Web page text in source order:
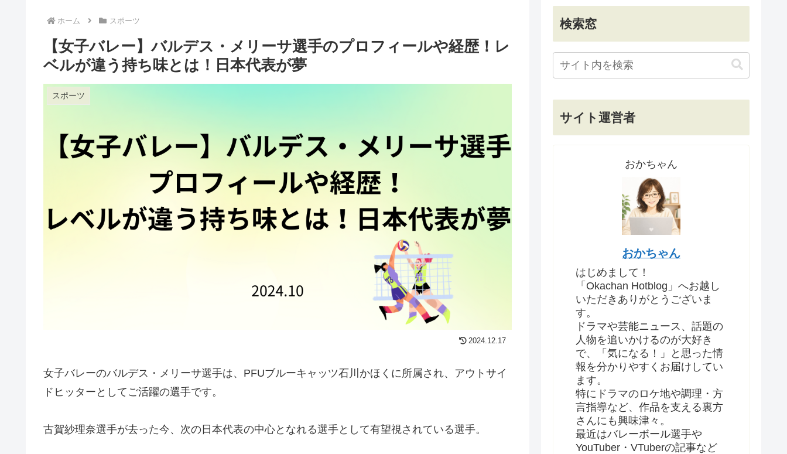
ホーム スポーツ
【女子バレー】バルデス・メリーサ選手のプロフィールや経歴！レ
ベルが違う持ち味とは！日本代表が夢
スポーツ
2024.12.17
女子バレーのバルデス・メリーサ選手は、PFUブルーキャッツ石川かほくに所属され、アウトサイ
ドヒッターとしてご活躍の選手です。
古賀紗理奈選手が去った今、次の日本代表の中心となれる選手として有望視されている選手。
検索窓
サイト運営者
おかちゃん
おかちゃん
はじめまして！
「Okachan Hotblog」へお越し
いただきありがとうございま
す。
ドラマや芸能ニュース、話題の
人物を追いかけるのが大好き
で、「気になる！」と思った情
報を分かりやすくお届けしてい
ます。
特にドラマのロケ地や調理・方
言指導など、作品を支える裏方
さんにも興味津々。
最近はバレーボール選手や
YouTuber・VTuberの記事など